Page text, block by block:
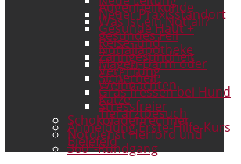
Augenheilkunde
Neuer Praxisstandort
Was ist ein Notfall?
Gesunde Haut +
gesundes Fell
Reise- und
Notfallapotheke
Zahngesundheit
Magen-Darm oder
Vergiftung
Sicherheit
Weihnachten
Gras fressen bei Hund
Katze
Stressfreier
Tierarztbesuch
Schokoladenrechner
Anmeldung Erste-Hilfe-Kurs
Notdienst Herford und
Bielefeld
360°-Rundgang